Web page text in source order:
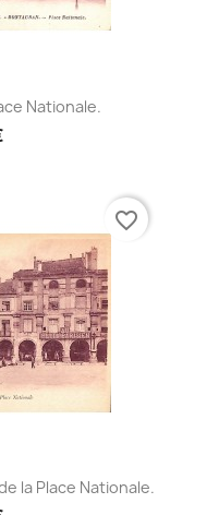
Nationale.
la Place Nationale.
favorite_border